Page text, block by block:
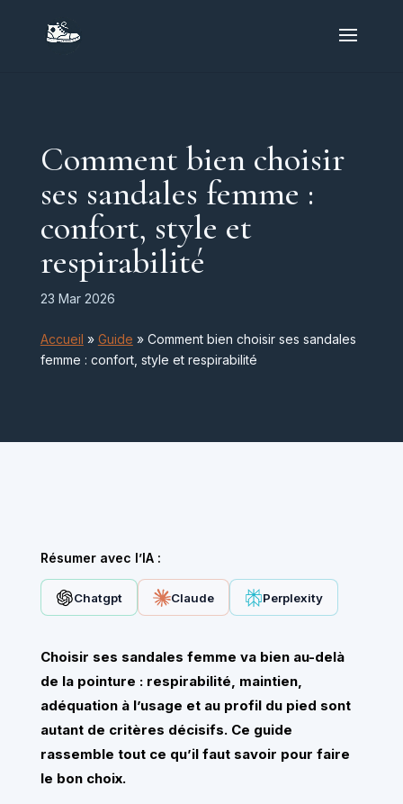
Comment bien choisir
ses sandales femme :
confort, style et
respirabilité
23 Mar 2026
Accueil » Guide » Comment bien choisir ses sandales
femme : confort, style et respirabilité
Résumer avec l’IA :
Chatgpt Claude Perplexity
Choisir ses sandales femme va bien au-delà
de la pointure : respirabilité, maintien,
adéquation à l’usage et au profil du pied sont
autant de critères décisifs. Ce guide
rassemble tout ce qu’il faut savoir pour faire
le bon choix.